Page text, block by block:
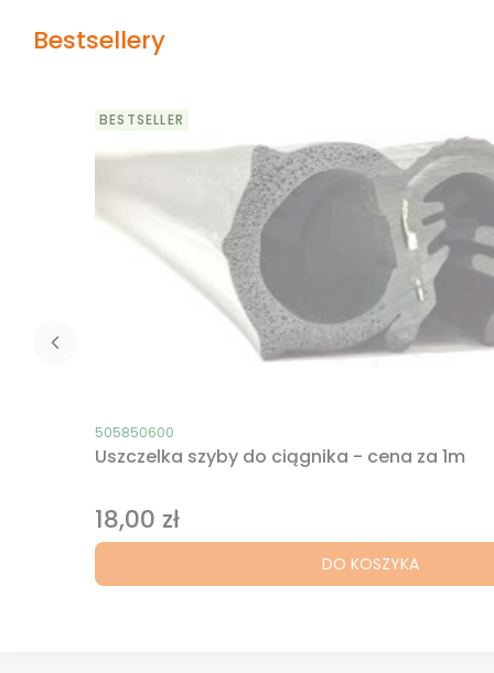
Bestsellery
BESTSELLER
Kod produktu
505850600
Uszczelka szyby do ciągnika - cena za 1m
Cena
18,00 zł
DO KOSZYKA